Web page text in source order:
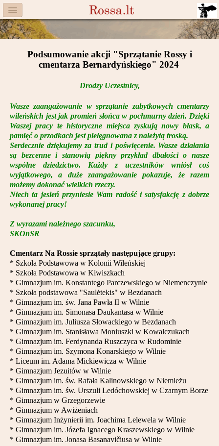
Menu
Facebook
Komitet
Książka
Moneta
Cegiełki
Rossa
Trasy
Darczyńcy
Partnerzy
Podsumowanie akcji "Sprzątanie Rossy i
cmentarza Bernardyńskiego" 2024
Drodzy Uczestnicy,
Wasze zaangażowanie w sprzątanie zabytkowych cmentarzy
wileńskich jest jak promień słońca w pochmurny dzień. Dzięki
Waszej pracy te historyczne miejsca zyskują nowy blask, a
pamięć o przodkach jest pielęgnowana z należytą troską.
Serdecznie dziękujemy za trud i poświęcenie. Wasze działania
są bezcenne i stanowią piękny przykład dbałości o nasze
wspólne dziedzictwo. Każdy z uczestników wniósł coś
wyjątkowego, a duże zaangażowanie pokazuje, że razem
możemy dokonać wielkich rzeczy.
Niech ta jesień przyniesie Wam radość i satysfakcję z dobrze
wykonanej pracy!
Z wyrazami należnego szacunku,
SKOnSR
Cmentarz Na Rossie sprzątały następujące grupy:
* Szkoła Podstawowa w Kolonii Wileńskiej
* Szkoła Podstawowa w Kiwiszkach
* Gimnazjum im. Konstantego Parczewskiego w Niemenczynie
* Szkoła podstawowa "Saulėtekis" w Bezdanach
* Gimnazjum im. św. Jana Pawła II w Wilnie
* Gimnazjum im. Simonasa Daukantasa w Wilnie
* Gimnazjum im. Juliusza Słowackiego w Bezdanach
* Gimnazjum im. Stanisława Moniuszki w Kowalczukach
* Gimnazjum im. Ferdynanda Ruszczyca w Rudominie
* Gimnazjum im. Szymona Konarskiego w Wilnie
* Liceum im. Adama Mickiewicza w Wilnie
* Gimnazjum Jezuitów w Wilnie
* Gimnazjum im. św. Rafała Kalinowskiego w Niemieżu
* Gimnazjum im. św. Urszuli Ledóchowskiej w Czarnym Borze
* Gimnazjum w Grzegorzewie
* Gimnazjum w Awiżeniach
* Gimnazjum Inżynierii im. Joachima Lelewela w Wilnie
* Gimnazjum im. Józefa Ignacego Kraszewskiego w Wilnie
* Gimnazjum im. Jonasa Basanavičiusa w Wilnie